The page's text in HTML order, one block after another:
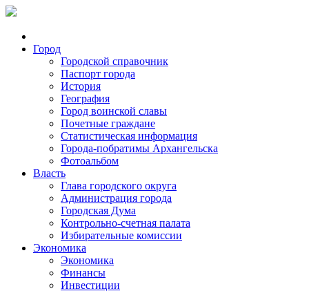
Город
Городской справочник
Паспорт города
История
География
Город воинской славы
Почетные граждане
Статистическая информация
Города-побратимы Архангельска
Фотоальбом
Власть
Глава городского округа
Администрация города
Городская Дума
Контрольно-счетная палата
Избирательные комиссии
Экономика
Экономика
Финансы
Инвестиции